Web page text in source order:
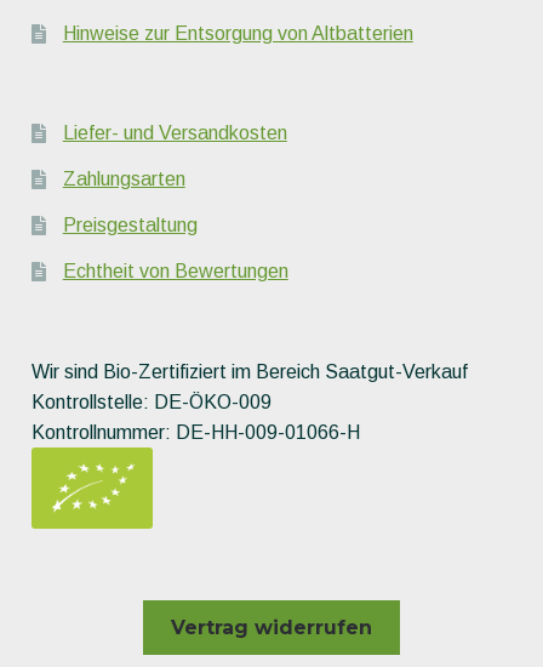
Hinweise zur Entsorgung von Altbatterien
Liefer- und Versandkosten
Zahlungsarten
Preisgestaltung
Echtheit von Bewertungen
Wir sind Bio-Zertifiziert im Bereich Saatgut-Verkauf
Kontrollstelle: DE-ÖKO-009
Kontrollnummer: DE-HH-009-01066-H
Vertrag widerrufen